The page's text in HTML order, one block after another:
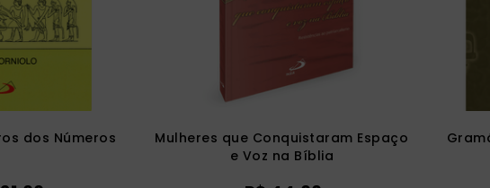
dos Números
Mulheres que Conquistaram Espaço
e Voz na Bíblia